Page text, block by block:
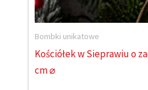
Bombki unikatowe
Kościółek w Sieprawiu o
cm ⌀